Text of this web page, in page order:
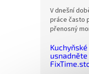
V dnešní
práce často
přenosný